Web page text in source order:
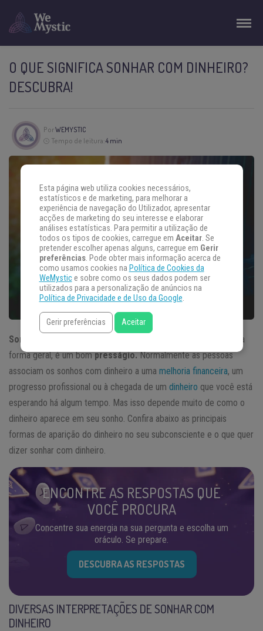
O QUE SIGNIFICA SONHAR COM DINHEIRO?
DESCUBRA!
PorWEMYSTIC
Tempo de leitura:4 min
Sonhar com dinheiro
possui diversas interpretações e, de uma
forma geral, é um bompresságio.Normalmente as pessoas
associam os sonhos com dinheiro a uma melhoria financeira, um
progresso profissional ou à chegada de um dinheiro que você está
esperando há algum tempo. Mas isso depende muito de como o
dinheiro aparece em seu sonho. Confira abaixo as principais
formas de aparição do dinheiro no seu subconsciente e o que quer
dizer sonhar com dinheiro.
ENCONTRE AS RESPOSTAS QUE
VOCÊ PROCURA
Concentre sua energia na sua pergunta e escolha um
oráculo. Se prepare.
DESCUBRA AS RESPOSTAS
DIVERSAS INTERPRETAÇÕES DE SONHAR COM
DINHEIRO
Esta página web utiliza cookies necessários,
estatísticos e de marketing, para melhorar a
experiência de navegação do Utilizador, apresentar
acções de marketing do seu interesse e elaborar
análises estatísticas. Para permitir a utilização de
todos os tipos de cookies, carregue em Aceitar. Se
pretender escolher apenas alguns, carregue em Gerir
preferências. Pode obter mais informação acerca de
como usamos cookies na Política de Cookies da
WeMystice sobre como os seus dados podem ser
utilizados para a personalização de anúncios na
Política de Privacidade e de Uso da Google.
Gerir preferências Aceitar